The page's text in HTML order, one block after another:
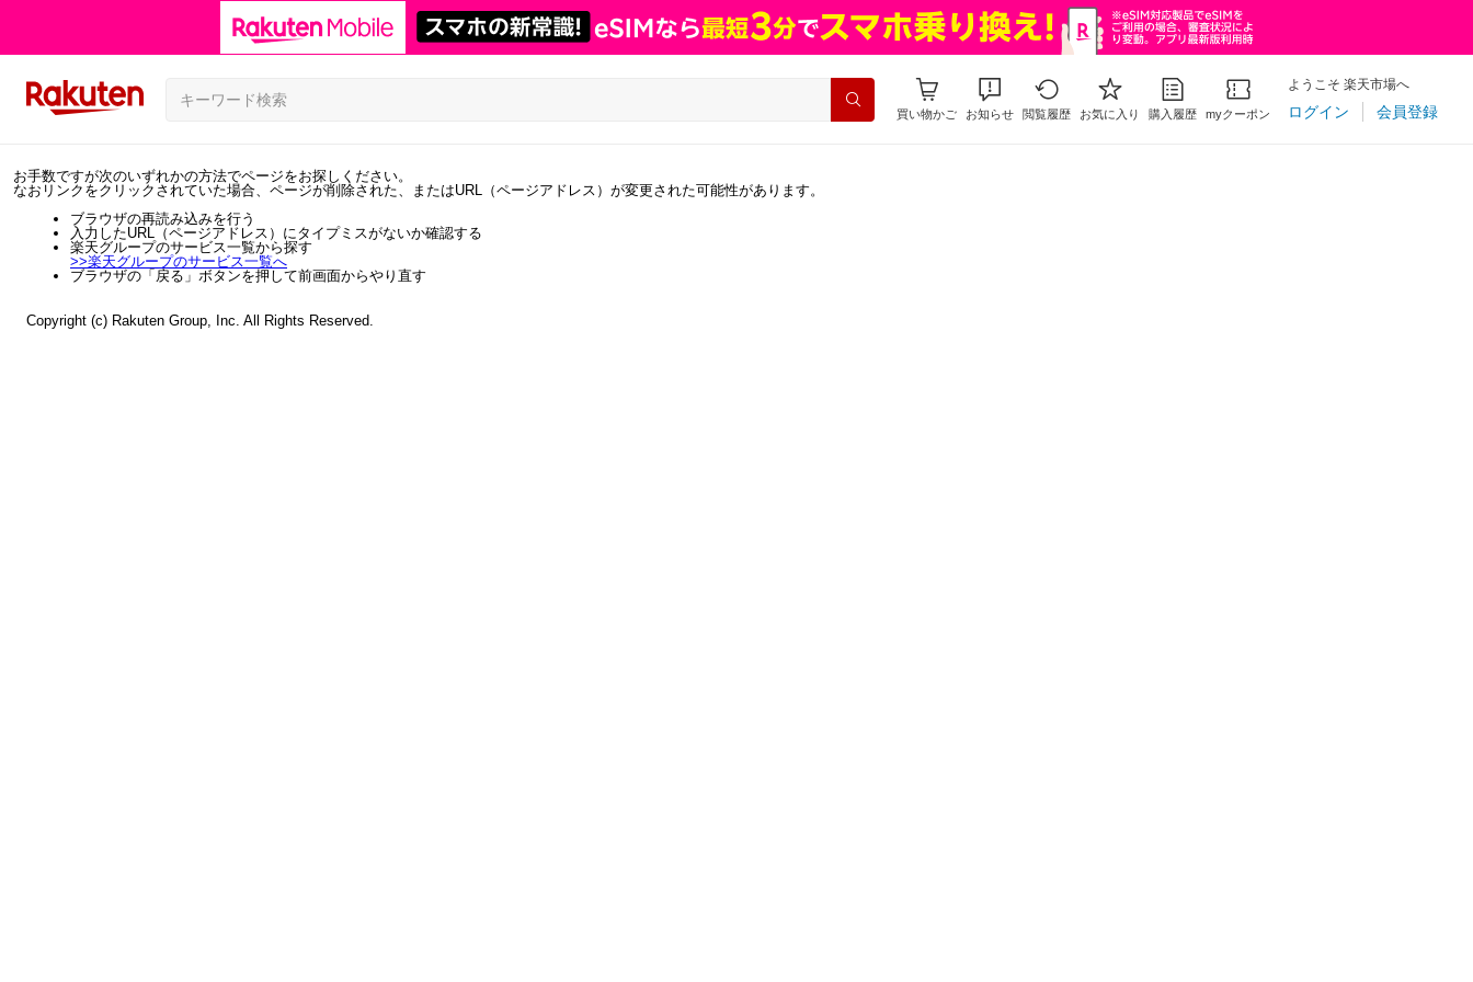
買い物かご お知らせ 閲覧履歴 お気に入り 購入履歴 myクーポン
ようこそ 楽天市場へ
ログイン 会員登録
お手数ですが次のいずれかの方法でページをお探しください。
なおリンクをクリックされていた場合、ページが削除された、またはURL（ページアドレス）が変更された可能性があります。
ブラウザの再読み込みを行う
入力したURL（ページアドレス）にタイプミスがないか確認する
楽天グループのサービス一覧から探す
>>楽天グループのサービス一覧へ
ブラウザの「戻る」ボタンを押して前画面からやり直す
Copyright (c) Rakuten Group, Inc. All Rights Reserved.